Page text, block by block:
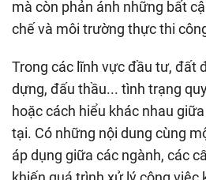
mà còn phản ánh những bất
chế và môi trường thực thi
Trong các lĩnh vực đầu tư, đất
dựng, đấu thầu... tình trạng
hoặc cách hiểu khác nhau
tại. Có những nội dung cùng
áp dụng giữa các ngành, các